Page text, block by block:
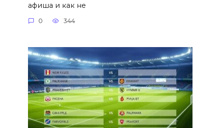
афиша и как не
0 344